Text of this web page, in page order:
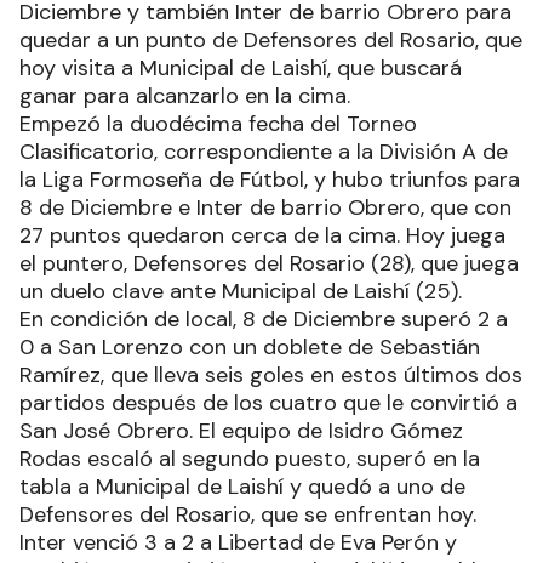
Diciembre y también Inter de barrio Obrero para
quedar a un punto de Defensores del Rosario, que
hoy visita a Municipal de Laishí, que buscará
ganar para alcanzarlo en la cima.
Empezó la duodécima fecha del Torneo
Clasificatorio, correspondiente a la División A de
la Liga Formoseña de Fútbol, y hubo triunfos para
8 de Diciembre e Inter de barrio Obrero, que con
27 puntos quedaron cerca de la cima. Hoy juega
el puntero, Defensores del Rosario (28), que juega
un duelo clave ante Municipal de Laishí (25).
En condición de local, 8 de Diciembre superó 2 a
0 a San Lorenzo con un doblete de Sebastián
Ramírez, que lleva seis goles en estos últimos dos
partidos después de los cuatro que le convirtió a
San José Obrero. El equipo de Isidro Gómez
Rodas escaló al segundo puesto, superó en la
tabla a Municipal de Laishí y quedó a uno de
Defensores del Rosario, que se enfrentan hoy.
Inter venció 3 a 2 a Libertad de Eva Perón y